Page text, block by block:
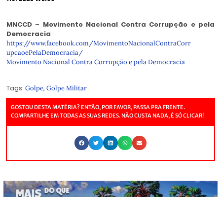
MNCCD – Movimento Nacional Contra Corrupção e pela
Democracia
https://www.facebook.com/MovimentoNacionalContraCorr
upcaoePelaDemocracia/
Movimento Nacional Contra Corrupção e pela Democracia
Tags: Golpe, Golpe Militar
GOSTOU DESTA MATÉRIA? ENTÃO, POR FAVOR, PASSA PRA FRENTE.
COMPARTILHE EM TODAS AS SUAS REDES. NÃO CUSTA NADA, É SÓ CLICAR!